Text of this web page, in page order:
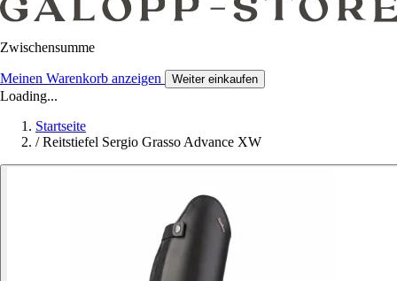
Zwischensumme
Meinen Warenkorb anzeigen Weiter einkaufen
Loading...
Startseite
/ Reitstiefel Sergio Grasso Advance XW